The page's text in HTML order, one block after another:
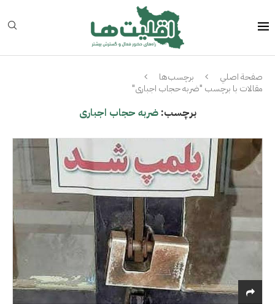
صفحة اصلي
برچسب‌ها
مقالات با برچسب "ضربه حجاب اجباری"
برچسب:ضربه حجاب اجباری